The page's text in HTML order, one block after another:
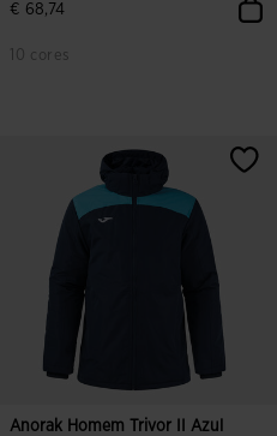
€ 68,74
10 cores
Anorak Homem Trivor II Azul